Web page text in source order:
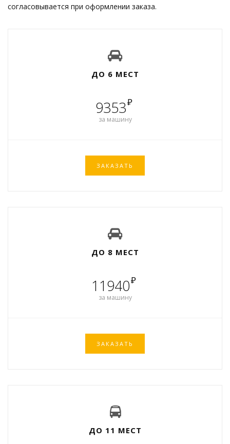
согласовывается при оформлении заказа.
ДО 6 МЕСТ
9353₽
за машину
ЗАКАЗАТЬ
ДО 8 МЕСТ
11940₽
за машину
ЗАКАЗАТЬ
ДО 11 МЕСТ